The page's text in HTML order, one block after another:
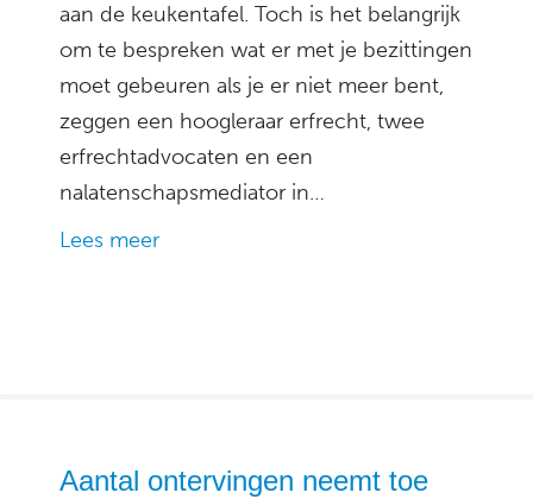
aan de keukentafel. Toch is het belangrijk
om te bespreken wat er met je bezittingen
moet gebeuren als je er niet meer bent,
zeggen een hoogleraar erfrecht, twee
erfrechtadvocaten en een
nalatenschapsmediator in…
Lees meer
Aantal ontervingen neemt toe